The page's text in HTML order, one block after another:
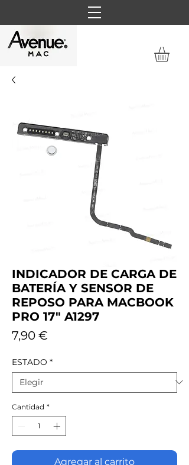
INDICADOR DE CARGA DE
BATERÍA Y SENSOR DE
REPOSO PARA MACBOOK
PRO 17" A1297
7,90 €
ESTADO *
Cantidad *
Agregar al carrito